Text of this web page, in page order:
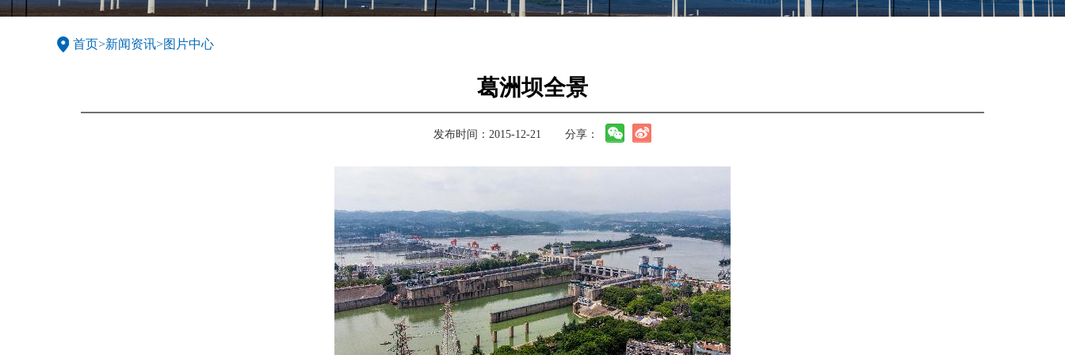
首页>新闻资讯>图片中心
葛洲坝全景
发布时间：2015-12-21 分享：